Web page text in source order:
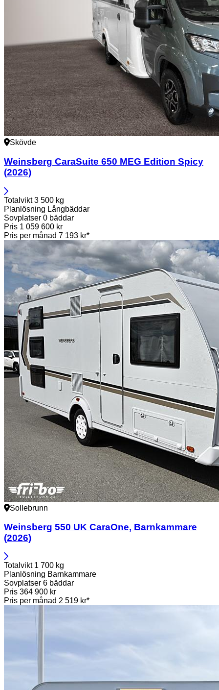
Skövde
Weinsberg CaraSuite 650 MEG Edition Spicy
(2026)
Totalvikt 3 500 kg
Planlösning Långbäddar
Sovplatser 0 bäddar
Pris 1 059 600 kr
Pris per månad 7 193 kr*
Sollebrunn
Weinsberg 550 UK CaraOne, Barnkammare
(2026)
Totalvikt 1 700 kg
Planlösning Barnkammare
Sovplatser 6 bäddar
Pris 364 900 kr
Pris per månad 2 519 kr*